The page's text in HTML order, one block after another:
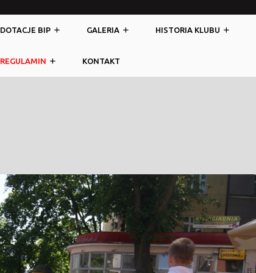
DOTACJE BIP GALERIA HISTORIA KLUBU
REGULAMIN KONTAKT